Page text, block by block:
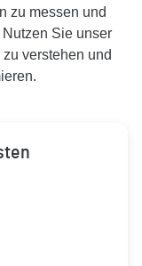
zu messen und
Sie unser
verstehen und